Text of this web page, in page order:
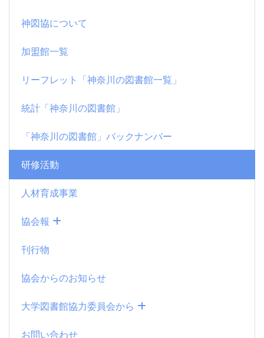
神図協について
加盟館一覧
リーフレット「神奈川の図書館一覧」
統計「神奈川の図書館」
「神奈川の図書館」バックナンバー
研修活動
人材育成事業
協会報
刊行物
協会からのお知らせ
大学図書館協力委員会から
お問い合わせ